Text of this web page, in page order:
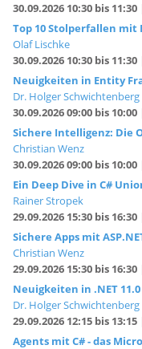
30.09.2026 10:30 bis 11:30|
Top 10 Stolperfallen mit
Olaf Lischke
30.09.2026 10:30 bis 11:30|
Neuigkeiten in Entity
Dr. Holger Schwichtenberg
30.09.2026 09:00 bis 10:00|
Sichere Intelligenz: Die
Christian Wenz
30.09.2026 09:00 bis 10:00|
Ein Deep Dive in C#
Rainer Stropek
29.09.2026 15:30 bis 16:30|
Sichere Apps mit
Christian Wenz
29.09.2026 15:30 bis 16:30|
Neuigkeiten in .NET 11.0
Dr. Holger Schwichtenberg
29.09.2026 12:15 bis 13:15|
Agents mit C# - das